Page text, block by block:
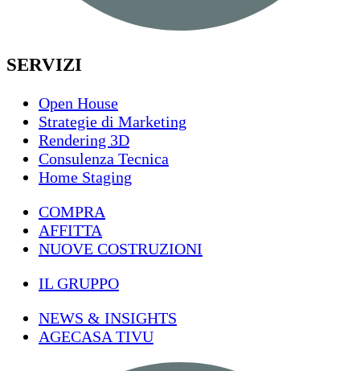
SERVIZI
Open House
Strategie di Marketing
Rendering 3D
Consulenza Tecnica
Home Staging
COMPRA
AFFITTA
NUOVE COSTRUZIONI
IL GRUPPO
NEWS & INSIGHTS
AGECASA TIVU